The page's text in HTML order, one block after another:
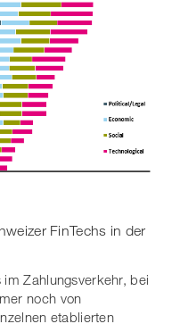
FinTechs in der
im Zahlungsverkehr, bei
noch von
etablierten